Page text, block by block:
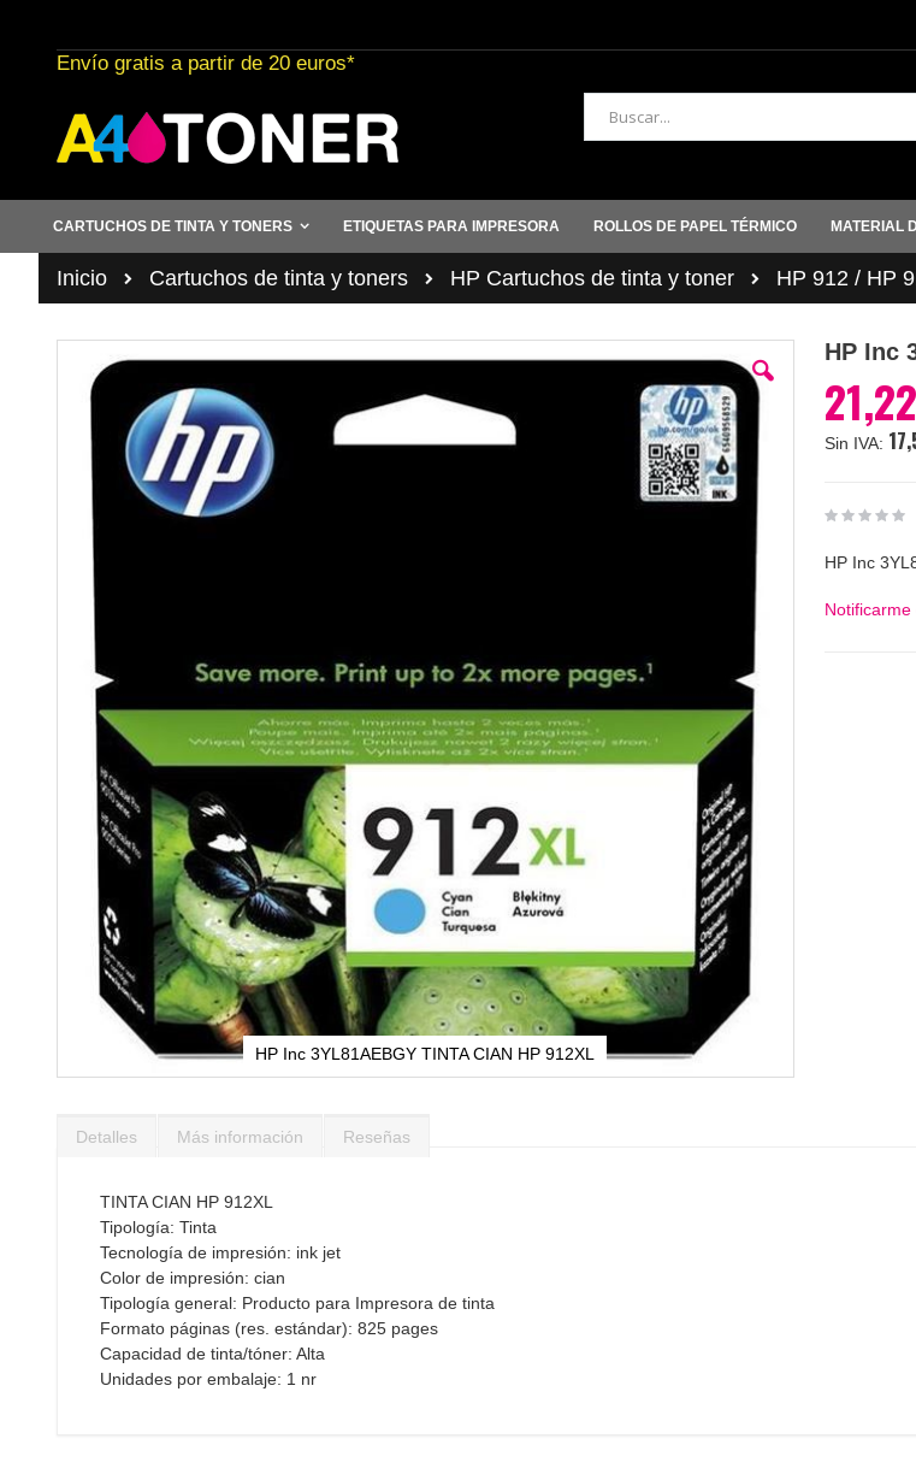
al
contenido
Envío gratis a partir de 20 euros*
Buscar
CARTUCHOS DE TINTA Y TONERS ETIQUETAS PARA IMPRESORA ROLLOS DE PAPEL TÉRMICO MATERIAL
Inicio Cartuchos de tinta y toners HP Cartuchos de tinta y toner HP 912 / HP
galería
HP Inc 3YL81AEBGY TINTA CIAN HP 912XL
comienzo
galería
imágenes
HP Inc
HP Inc
Detalles
TINTA CIAN HP 912XL
Tipología: Tinta
Tecnología de impresión: ink jet
Color de impresión: cian
Tipología general: Producto para Impresora de tinta
Formato páginas (res. estándar): 825 pages
Capacidad de tinta/tóner: Alta
Unidades por embalaje: 1 nr
Más información Reseñas